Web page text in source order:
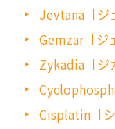
Jevtana［ジ
Gemzar［ジ
Zykadia［ジ
Cisplatin［シ